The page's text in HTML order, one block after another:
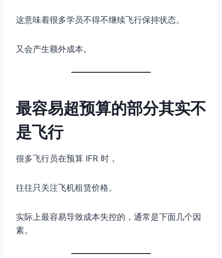
这意味着很多学员不得不继续飞行保持状态。
又会产生额外成本。
最容易超预算的部分其实不
是飞行
很多飞行员在预算 IFR 时，
往往只关注飞机租赁价格。
实际上最容易导致成本失控的，通常是下面几个因
素。